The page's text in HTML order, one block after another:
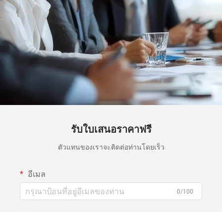
รับใบเสนอราคาฟรี
ตัวแทนของเราจะติดต่อท่านโดยเร็ว
อีเมล
0/100